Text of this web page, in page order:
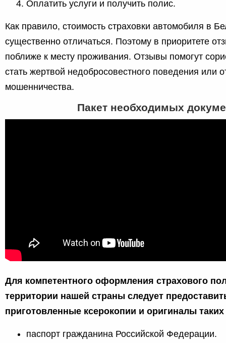
Оплатить услуги и получить полис.
Как правило, стоимость страховки автомобиля в
существенно отличаться. Поэтому в приоритете
поближе к месту проживания. Отзывы помогут
стать жертвой недобросовестного поведения или
мошенничества.
Пакет необходимых
Для компетентного оформления страхового
территории нашей страны следует
приготовленные ксерокопии и оригиналы
паспорт гражданина Российской Федерации.